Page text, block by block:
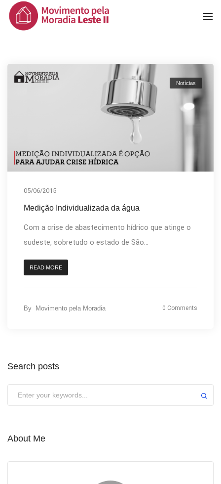
Notícias
05/06/2015
Medição Individualizada da água
Com a crise de abastecimento hídrico que atinge o
sudeste, sobretudo o estado de São...
READ MORE
By Movimento pela Moradia 0 Comments
Search posts
About Me